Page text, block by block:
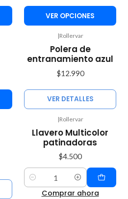
VER OPCIONES
|Rollervar
Polera de
entranamiento azul
$12.990
VER DETALLES
|Rollervar
Llavero Multicolor
patinadoras
$4.500
Cantidad
Comprar ahora